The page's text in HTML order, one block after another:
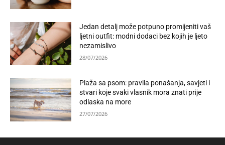
Jedan detalj može potpuno promijeniti vaš
ljetni outfit: modni dodaci bez kojih je ljeto
nezamislivo
28/07/2026
Plaža sa psom: pravila ponašanja, savjeti i
stvari koje svaki vlasnik mora znati prije
odlaska na more
27/07/2026